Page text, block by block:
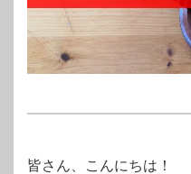
皆さん、こんにちは！